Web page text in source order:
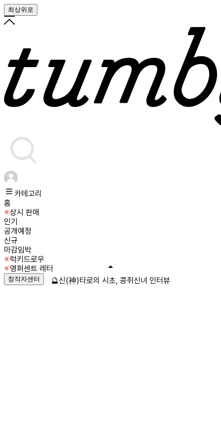
최상위로
카테고리
홈
상시 판매
인기
공개예정
신규
마감임박
럭키드로우
영퍼센트 레터
창작자센터 🔮신(神)타로의 시초, 콩쥐신녀 인터뷰